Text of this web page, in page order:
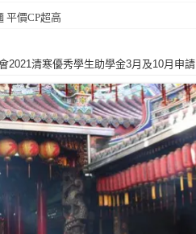
吃
平價CP超高
2021清寒優秀學生助學金3月及10月申請